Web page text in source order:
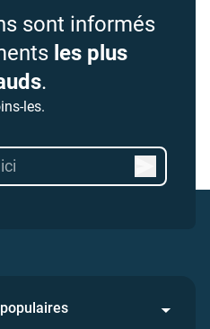
sont informés
les plus
.
les.